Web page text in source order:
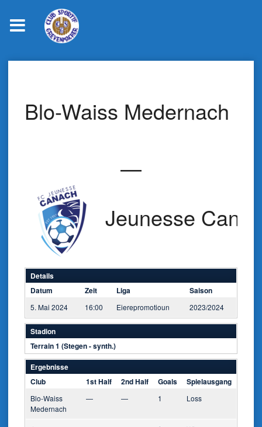
Blo-Waiss Medernach
—
Jeunesse
Details
Datum
Zeit Liga Saison
5. Mai 2024 16:00 Eierepromotioun 2023/2024
Stadion
Terrain 1 (Stegen - synth.)
Ergebnisse
Club
1st Half 2nd Half Goals Spielausgang
Blo-Waiss
Medernach
— — 1 Loss